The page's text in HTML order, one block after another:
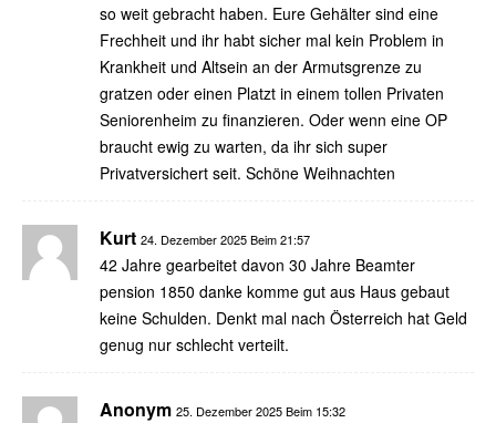
so weit gebracht haben. Eure Gehälter sind eine
Frechheit und ihr habt sicher mal kein Problem in
Krankheit und Altsein an der Armutsgrenze zu
gratzen oder einen Platzt in einem tollen Privaten
Seniorenheim zu finanzieren. Oder wenn eine OP
braucht ewig zu warten, da ihr sich super
Privatversichert seit. Schöne Weihnachten
Kurt 24. Dezember 2025 Beim 21:57
42 Jahre gearbeitet davon 30 Jahre Beamter
pension 1850 danke komme gut aus Haus gebaut
keine Schulden. Denkt mal nach Österreich hat Geld
genug nur schlecht verteilt.
Anonym 25. Dezember 2025 Beim 15:32